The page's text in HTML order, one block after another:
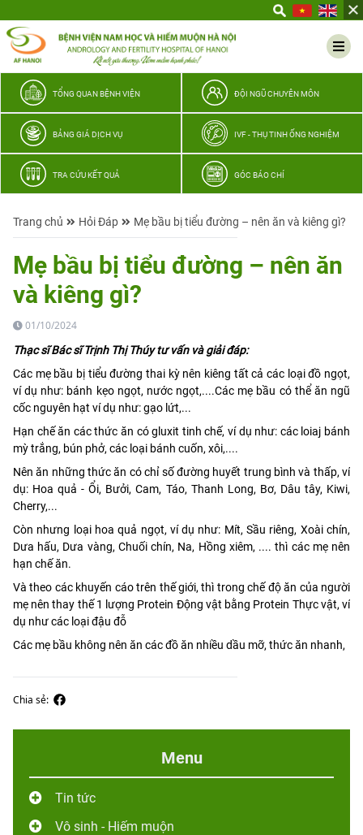
thương
TỔNG QUAN BỆNH VIỆN ĐỘI NGŨ CHUYÊN MÔN
BẢNG GIÁ DỊCH VỤ IVF - THỤ TINH ỐNG NGHIỆM
TRA CỨU KẾT QUẢ GÓC BÁO CHÍ
Trang chủ Hỏi Đáp Mẹ bầu bị tiểu đường – nên ăn và kiêng gì?
Mẹ bầu bị tiểu đường – nên ăn
và kiêng gì?
01/10/2024
Thạc sĩ Bác sĩ Trịnh Thị Thúy tư vấn và giải đáp:
Các mẹ bầu bị tiểu đường thai kỳ nên kiêng tất cả các loại đồ ngọt,
ví dụ như: bánh kẹo ngọt, nước ngọt,....Các mẹ bầu có thể ăn ngũ
cốc nguyên hạt ví dụ như: gạo lứt,...
Hạn chế ăn các thức ăn có gluxit tinh chế, ví dụ như: các loiaj bánh
mỳ trắng, bún phở, các loại bánh cuốn, xôi,....
Nên ăn những thức ăn có chỉ số đường huyết trung bình và thấp, ví
dụ: Hoa quả - Ổi, Bưởi, Cam, Táo, Thanh Long, Bơ, Dâu tây, Kiwi,
Cherry,...
Còn nhưng loại hoa quả ngọt, ví dụ như: Mít, Sầu riêng, Xoài chín,
Dưa hấu, Dưa vàng, Chuối chín, Na, Hồng xiêm, .... thì các mẹ nên
hạn chế ăn.
Và theo các khuyến cáo trên thế giới, thì trong chế độ ăn của người
mẹ nên thay thế 1 lượng Protein Động vật bằng Protein Thực vật, ví
dụ như các loại đậu đỗ
Các mẹ bầu không nên ăn các đồ ăn nhiều dầu mỡ, thức ăn nhanh,
Chia sẻ:
Menu
Tin tức
Vô sinh - Hiếm muộn